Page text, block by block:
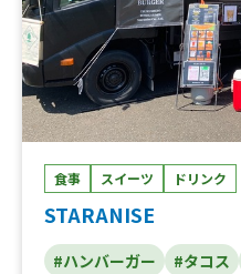
食事 スイーツ ドリンク
STARANISE
#ハンバーガー #タコス